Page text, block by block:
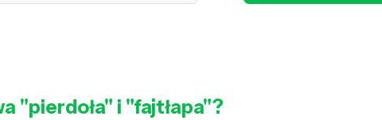
"pierdoła" i "fajtłapa"?